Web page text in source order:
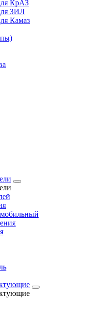
КрАЗ
ЗИЛ
Камаз